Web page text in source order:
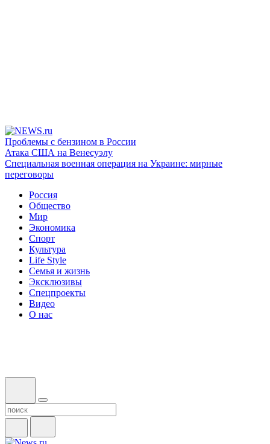
Проблемы с бензином в России
Атака США на Венесуэлу
Специальная военная операция на Украине: мирные
переговоры
Россия
Общество
Мир
Экономика
Спорт
Культура
Life Style
Семья и жизнь
Эксклюзивы
Спецпроекты
Видео
О нас